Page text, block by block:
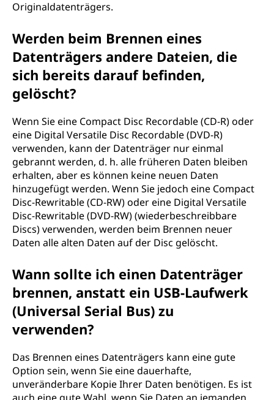
Originaldatenträgers.
Werden beim Brennen eines
Datenträgers andere Dateien, die
sich bereits darauf befinden,
gelöscht?
Wenn Sie eine Compact Disc Recordable (CD-R) oder
eine Digital Versatile Disc Recordable (DVD-R)
verwenden, kann der Datenträger nur einmal
gebrannt werden, d. h. alle früheren Daten bleiben
erhalten, aber es können keine neuen Daten
hinzugefügt werden. Wenn Sie jedoch eine Compact
Disc-Rewritable (CD-RW) oder eine Digital Versatile
Disc-Rewritable (DVD-RW) (wiederbeschreibbare
Discs) verwenden, werden beim Brennen neuer
Daten alle alten Daten auf der Disc gelöscht.
Wann sollte ich einen Datenträger
brennen, anstatt ein USB-Laufwerk
(Universal Serial Bus) zu
verwenden?
Das Brennen eines Datenträgers kann eine gute
Option sein, wenn Sie eine dauerhafte,
unveränderbare Kopie Ihrer Daten benötigen. Es ist